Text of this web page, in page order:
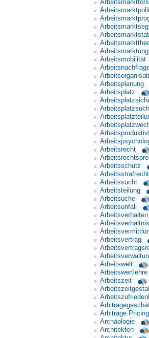
Arbeitsmobilität
Arbeitsplanung
Arbeitsplatz
Arbeitsrecht
Arbeitsschutz
Arbeitsstrafrecht
Arbeitssucht
Arbeitsteilung
Arbeitsuche
Arbeitsunfall
Arbeitsverhalten
Arbeitsverhältnis
Arbeitsvertrag
Arbeitswelt
Arbeitswertlehre
Arbeitszeit
Arbitrage Pricing
Archäologie
Architekten